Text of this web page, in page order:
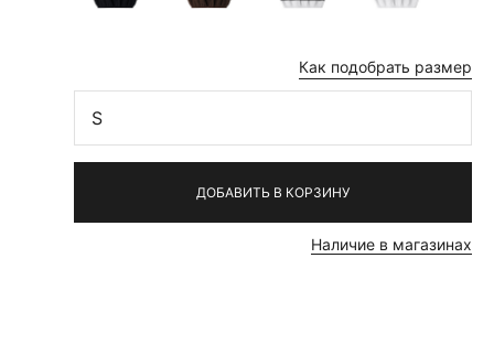
Как подобрать размер
S
ДОБАВИТЬ В КОРЗИНУ
Наличие в магазинах